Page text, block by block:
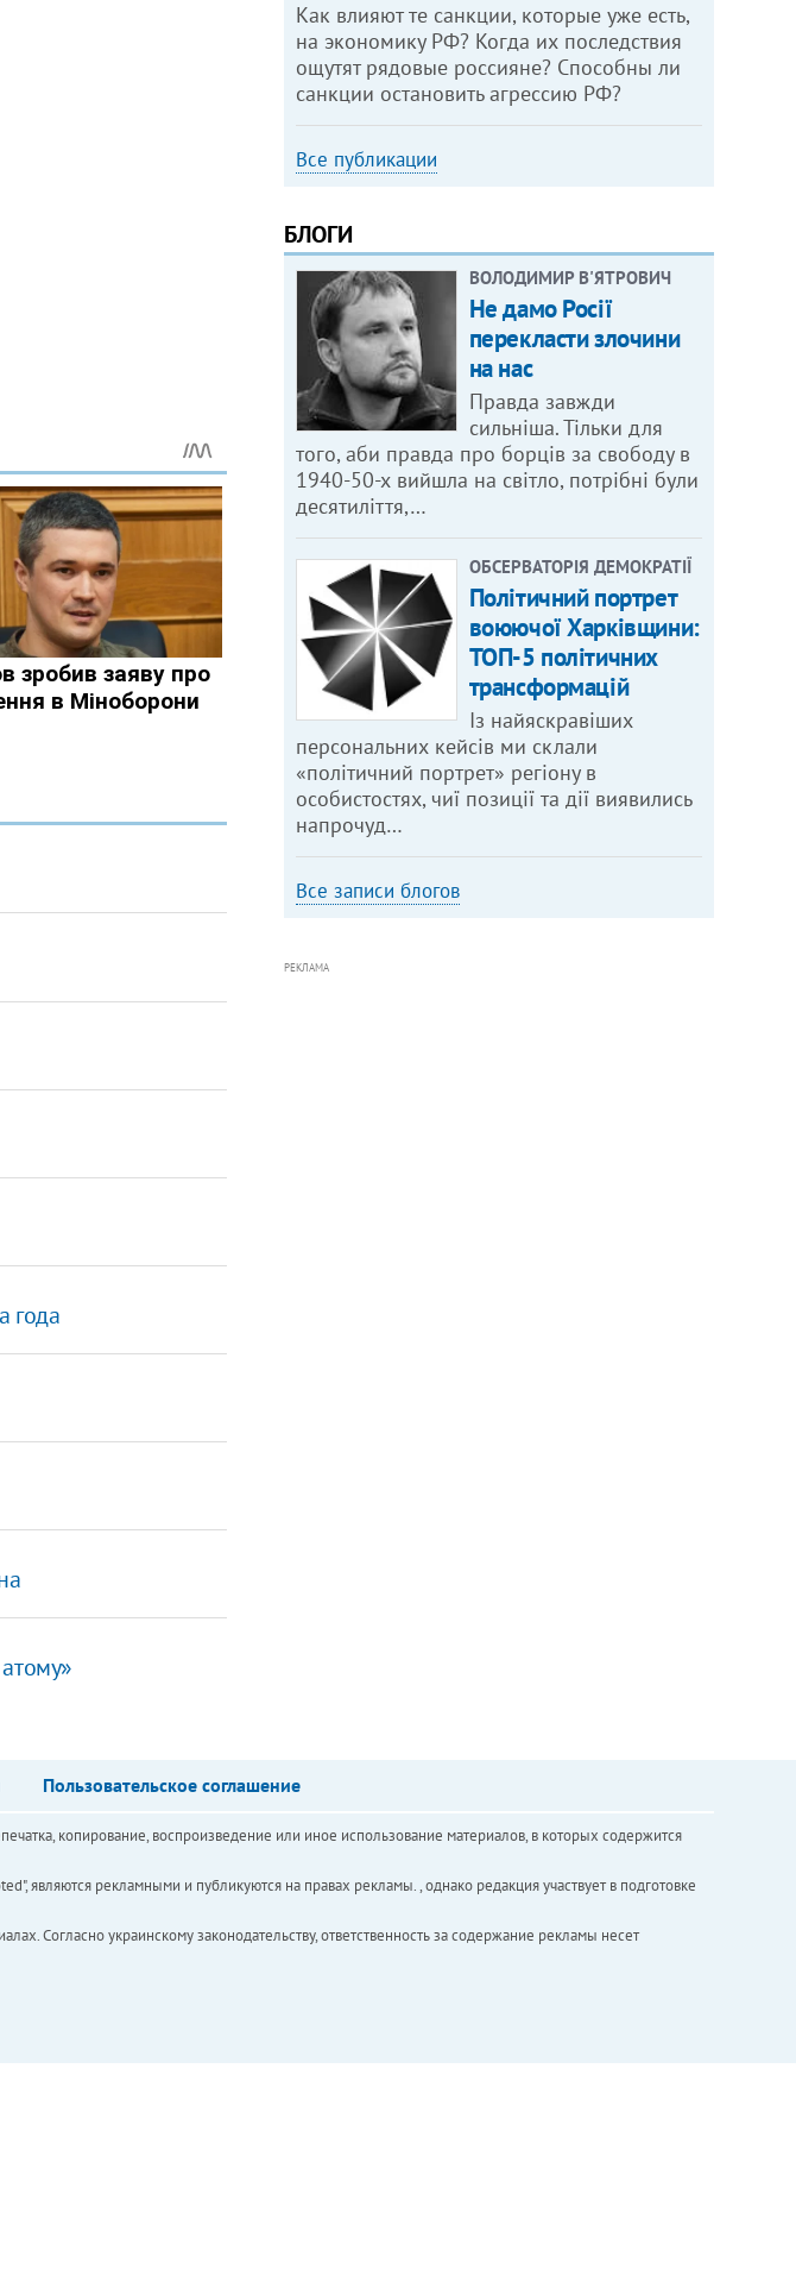
года
Как влияют те санкции, которые уже есть,
на экономику РФ? Когда их последствия
ощутят рядовые россияне? Способны ли
санкции остановить агрессию РФ?
Все публикации
БЛОГИ
ВОЛОДИМИР В'ЯТРОВИЧ
Не дамо Росії
перекласти злочини
на нас
Правда завжди
сильніша. Тільки для
того, аби правда про борців за свободу в
1940-50-х вийшла на світло, потрібні були
десятиліття,…
ОБСЕРВАТОРІЯ ДЕМОКРАТІЇ
Політичний портрет
воюючої Харківщини:
ТОП-5 політичних
трансформацій
Із найяскравіших
персональних кейсів ми склали
«політичний портрет» регіону в
особистостях, чиї позиції та дії виявились
напрочуд…
Все записи блогов
РЕКЛАМА
Пользовательское соглашение
копирование, воспроизведение или иное использование материалов, в которых содержится
являются рекламными и публикуются на правах рекламы. , однако редакция участвует в подготовке
Согласно украинскому законодательству, ответственность за содержание рекламы несет